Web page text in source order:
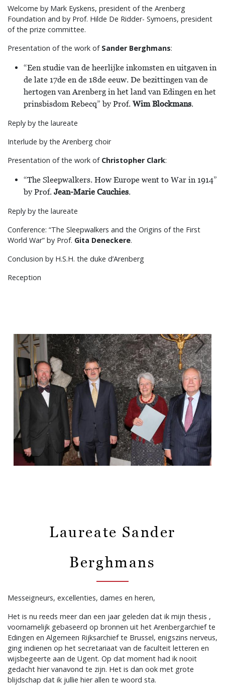
Welcome by Mark Eyskens, president of the Arenberg
Foundation and by Prof. Hilde De Ridder- Symoens, president
of the prize committee.
Presentation of the work of Sander Berghmans:
“Een studie van de heerlijke inkomsten en uitgaven in
de late 17de en de 18de eeuw. De bezittingen van de
hertogen van Arenberg in het land van Edingen en het
prinsbisdom Rebecq” by Prof. Wim Blockmans
Reply by the laureate
Interlude by the Arenberg choir
Presentation of the work of Christopher Clark:
“The Sleepwalkers. How Europe went to War in 1914”
by Prof. Jean-Marie Cauchies
Reply by the laureate
Conference: “The Sleepwalkers and the Origins of the First
World War” by Prof. Gita Deneckere.
Conclusion by H.S.H. the duke d’Arenberg
Reception
Previous Next
Laureate Sander
Berghmans
Messeigneurs, excellenties, dames en heren,
Het is nu reeds meer dan een jaar geleden dat ik mijn thesis ,
voornamelijk gebaseerd op bronnen uit het Arenbergarchief te
Edingen en Algemeen Rijksarchief te Brussel, enigszins nerveus,
ging indienen op het secretariaat van de faculteit letteren en
wijsbegeerte aan de Ugent. Op dat moment had ik nooit
gedacht hier vanavond te zijn. Het is dan ook met grote
blijdschap dat ik jullie hier allen te woord sta.